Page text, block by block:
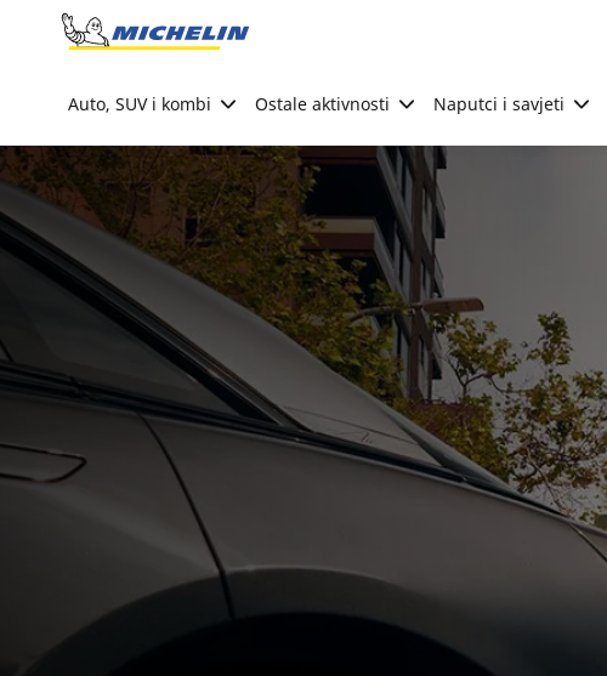
Go to page content
Auto, SUV i kombi Ostale aktivnosti Naputci i savjeti